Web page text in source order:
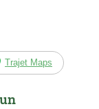
Trajet Maps